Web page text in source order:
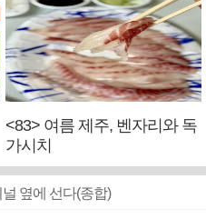
<83> 여름 제주, 벤자리와 독
가시치
옆에 선다(종합)